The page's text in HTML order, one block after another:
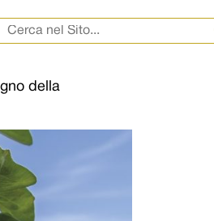
Ricerca per:
della